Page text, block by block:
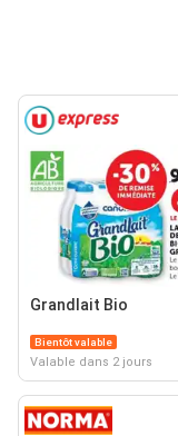
Grandlait Bio
Bientôt valable
Valable dans 2 jours